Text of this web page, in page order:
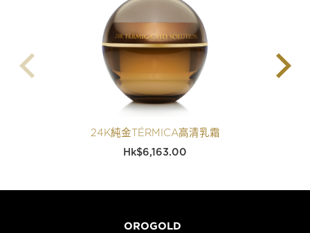
24K純金TÉRMICA高清乳霜
$6,163.00
OROGOLD